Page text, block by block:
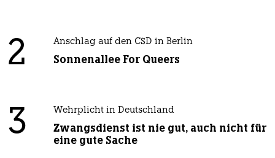
2 Anschlag auf den CSD in Berlin
Sonnenallee For Queers
3 Wehrplicht in Deutschland
Zwangsdienst ist nie gut, auch nicht für
eine gute Sache